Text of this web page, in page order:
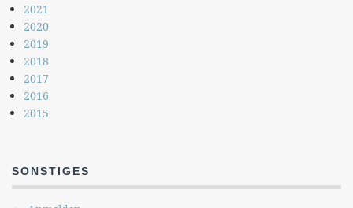
2021
2020
2019
2018
2017
2016
2015
SONSTIGES